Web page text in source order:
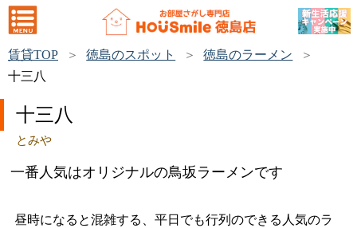
賃貸TOP 徳島のスポット
徳島のラーメン
十三八
十三八
とみや
一番人気はオリジナルの鳥坂ラーメンです
昼時になると混雑する、平日でも行列のできる人気のラ